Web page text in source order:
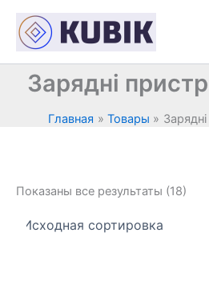
содержимому
Зарядні
Главная Товары
Показаны все результаты (18)